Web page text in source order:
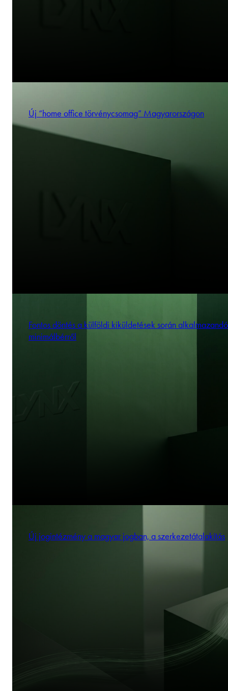
Új “home office törvénycsomag” Magyarországon
Fontos döntés a külföldi kiküldetések során alkalmazandó
minimálbérről
Új jogintézmény a magyar jogban, a szerkezetátalakítás